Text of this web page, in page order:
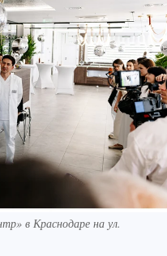
в Краснодаре на ул.